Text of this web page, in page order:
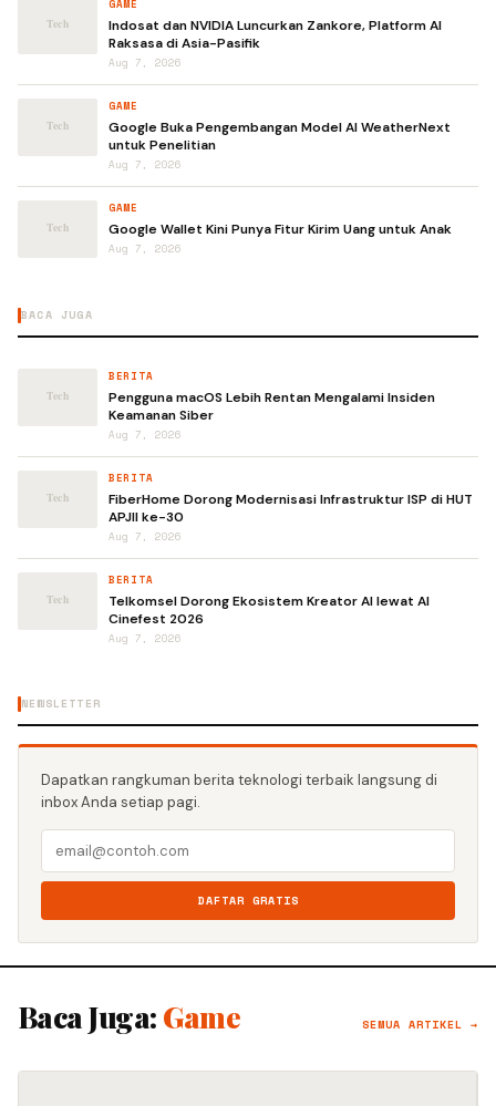
GAME
Indosat dan NVIDIA Luncurkan Zankore, Platform AI
Raksasa di Asia-Pasifik
Aug 7, 2026
GAME
Google Buka Pengembangan Model AI WeatherNext
untuk Penelitian
Aug 7, 2026
GAME
Google Wallet Kini Punya Fitur Kirim Uang untuk Anak
Aug 7, 2026
BACA JUGA
BERITA
Pengguna macOS Lebih Rentan Mengalami Insiden
Keamanan Siber
Aug 7, 2026
BERITA
FiberHome Dorong Modernisasi Infrastruktur ISP di HUT
APJII ke-30
Aug 7, 2026
BERITA
Telkomsel Dorong Ekosistem Kreator AI lewat AI
Cinefest 2026
Aug 7, 2026
NEWSLETTER
Dapatkan rangkuman berita teknologi terbaik langsung di
inbox Anda setiap pagi.
DAFTAR GRATIS
Baca Juga: Game SEMUA ARTIKEL →